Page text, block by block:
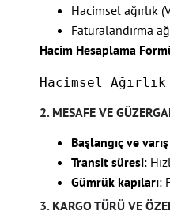
Hacimsel ağırlık
Faturalandırma
Hacim Hesaplama
Hacimsel
2. MESAFE VE
Başlangıç ve
Transit süresi:
Gümrük kapıları:
3. KARGO TÜRÜ VE